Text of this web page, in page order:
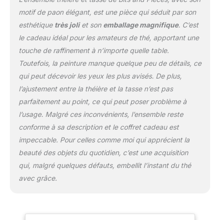
motif de paon élégant, est une pièce qui séduit par son
esthétique très joliet son emballage magnifique. C’est
le cadeau idéal pour les amateurs de thé, apportant une
touche de raffinement à n’importe quelle table.
Toutefois, la peinture manque quelque peu de détails, ce
qui peut décevoir les yeux les plus avisés. De plus,
l’ajustement entre la théière et la tasse n’est pas
parfaitement au point, ce qui peut poser problème à
l’usage. Malgré ces inconvénients, l’ensemble reste
conforme à sa description et le coffret cadeau est
impeccable. Pour celles comme moi qui apprécient la
beauté des objets du quotidien, c’est une acquisition
qui, malgré quelques défauts, embellit l’instant du thé
avec grâce.